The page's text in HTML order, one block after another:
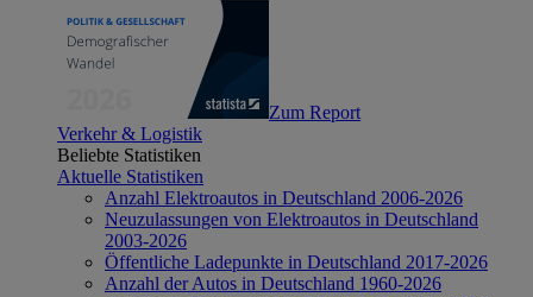
Zum Report
Verkehr & Logistik
Beliebte Statistiken
Aktuelle Statistiken
Anzahl Elektroautos in Deutschland 2006-2026
Neuzulassungen von Elektroautos in Deutschland
2003-2026
Öffentliche Ladepunkte in Deutschland 2017-2026
Anzahl der Autos in Deutschland 1960-2026